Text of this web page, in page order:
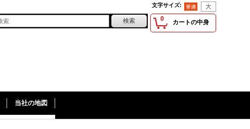
文字サイズ:
0 カートの中身
当社の地図